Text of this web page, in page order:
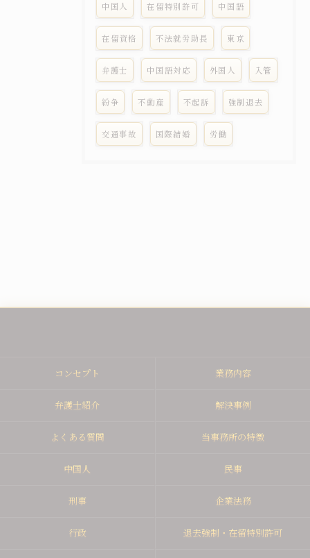
中国人 在留特別許可 中国語
在留資格 不法就労助長 東京
弁護士 中国語対応 外国人 入管
紛争 不動産 不起訴 強制退去
交通事故 国際結婚 労働
コンセプト 業務内容
弁護士紹介 解決事例
よくある質問 当事務所の特徴
中国人 民事
刑事 企業法務
行政 退去強制・在留特別許可